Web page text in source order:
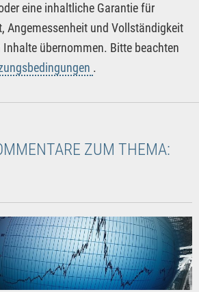
eine inhaltliche Garantie für
Angemessenheit und Vollständigkeit
Inhalte übernommen. Bitte beachten
.
ZUM THEMA: